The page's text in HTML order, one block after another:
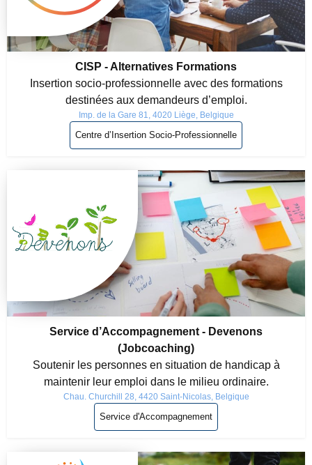
CISP - Alternatives Formations
Insertion socio-professionnelle avec des formations
destinées aux demandeurs d’emploi.
Imp. de la Gare 81, 4020 Liège, Belgique
Centre d’Insertion Socio-Professionnelle
Service d’Accompagnement - Devenons
(Jobcoaching)
Soutenir les personnes en situation de handicap à
maintenir leur emploi dans le milieu ordinaire.
Chau. Churchill 28, 4420 Saint-Nicolas, Belgique
Service d'Accompagnement